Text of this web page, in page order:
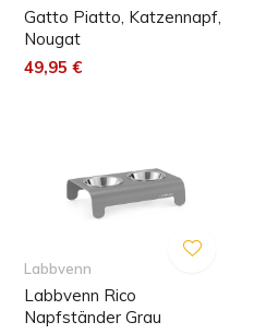
Gatto Piatto, Katzennapf,
Nougat
49,95 €
Labbvenn
Labbvenn Rico
Napfständer Grau